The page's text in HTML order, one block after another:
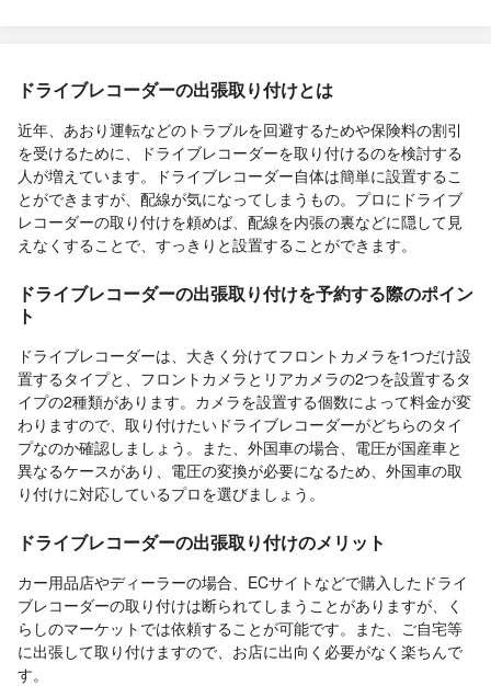
ドライブレコーダーの出張取り付けとは
近年、あおり運転などのトラブルを回避するためや保険料の割引
を受けるために、ドライブレコーダーを取り付けるのを検討する
人が増えています。ドライブレコーダー自体は簡単に設置するこ
とができますが、配線が気になってしまうもの。プロにドライブ
レコーダーの取り付けを頼めば、配線を内張の裏などに隠して見
えなくすることで、すっきりと設置することができます。
ドライブレコーダーの出張取り付けを予約する際のポイン
ト
ドライブレコーダーは、大きく分けてフロントカメラを1つだけ設
置するタイプと、フロントカメラとリアカメラの2つを設置するタ
イプの2種類があります。カメラを設置する個数によって料金が変
わりますので、取り付けたいドライブレコーダーがどちらのタイ
プなのか確認しましょう。また、外国車の場合、電圧が国産車と
異なるケースがあり、電圧の変換が必要になるため、外国車の取
り付けに対応しているプロを選びましょう。
ドライブレコーダーの出張取り付けのメリット
カー用品店やディーラーの場合、ECサイトなどで購入したドライ
ブレコーダーの取り付けは断られてしまうことがありますが、く
らしのマーケットでは依頼することが可能です。また、ご自宅等
に出張して取り付けますので、お店に出向く必要がなく楽ちんで
す。